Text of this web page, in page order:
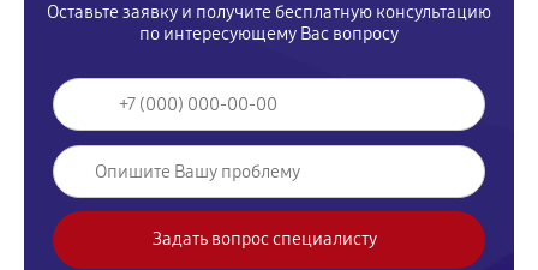
Оставьте заявку и получите бесплатную консультацию
по интересующему Вас вопросу